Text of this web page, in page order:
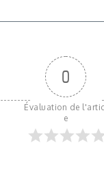
0
Évaluation de l'articl
e